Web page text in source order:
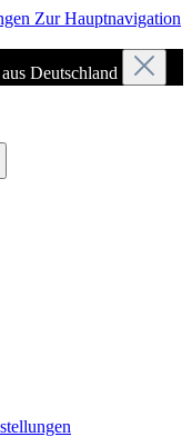
Zur Hauptnavigation
Deutschland